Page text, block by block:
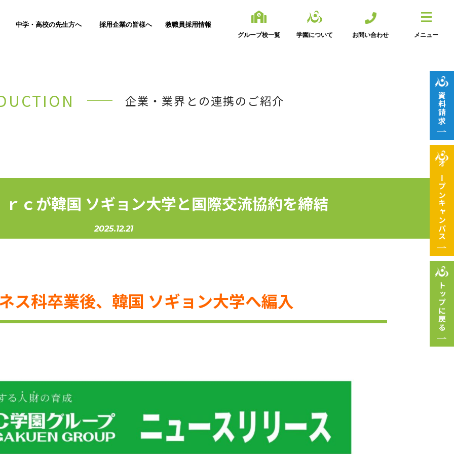
中学・高校の先生方へ 採用企業の皆様へ 教職員採用情報
グループ校一覧 学園について お問い合わせ メニュー
企業・業界との連携のご紹介
ｃが韓国 ソギョン大学と国際交流協約を締結
2025.12.21
ス科卒業後、韓国 ソギョン大学へ編入
資料請求
オープン
キャンパス
トップに戻る